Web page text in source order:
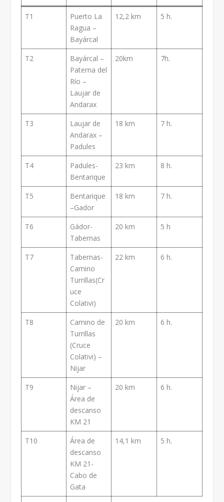
T1
Puerto La
Ragua –
Bayárcal
12,2 km 5 h.
T2
Bayárcal –
Paterna del
Río –
Laujar de
Andarax
20km 7h.
T3
Laujar de
Andarax –
Padules
18 km 7 h.
T4
Padules-
Bentarique
23 km 8 h.
T5
Bentarique
–Gador
18 km 7 h.
T6
Gádor-
Tabernas
20 km 5 h
T7
Tabernas-
Camino
Turrillas(Cr
uce
Colativi)
22 km 6 h.
T8
Camino de
Turrillas
(Cruce
Colativi) –
Nijar
20 km 6 h.
T9
Nijar –
Área de
descanso
KM 21
20 km 6 h.
T10
Área de
descanso
KM 21-
Cabo de
Gata
14,1 km 5 h.